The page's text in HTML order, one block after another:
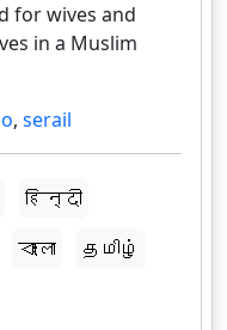
for wives and
in a Muslim
, serail
हिन्दी
বাংলা
தமிழ்